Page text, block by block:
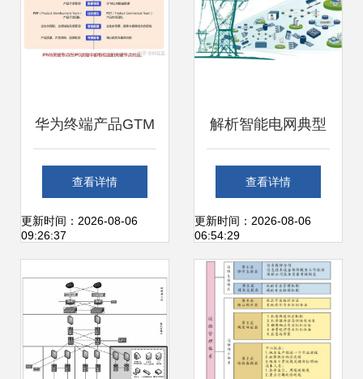
图与信息系统运行 图与信息系统运行
华为终端产品GTM
与IPMS流程体系
核心理念与系统运
查看详情
更新时间：2026-08-06
09:26:37
解析智能电网典型
应用与信息系统运
行维护服务
查看详情
更新时间：2026-08-06
06:54:29